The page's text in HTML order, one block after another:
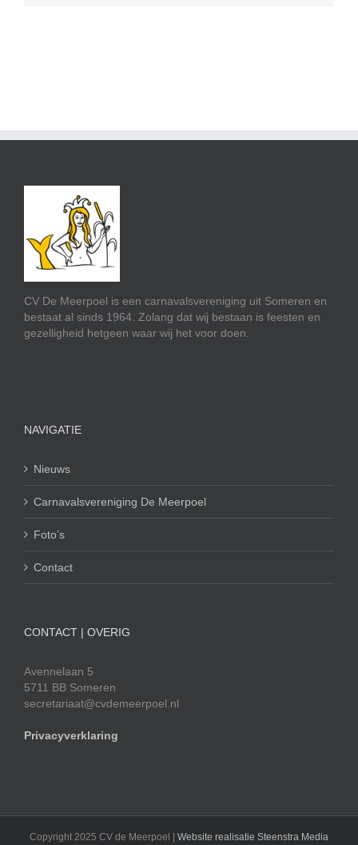
CV De Meerpoel is een carnavalsvereniging uit Someren en
bestaat al sinds 1964. Zolang dat wij bestaan is feesten en
gezelligheid hetgeen waar wij het voor doen.
NAVIGATIE
Nieuws
Carnavalsvereniging De Meerpoel
Foto’s
Contact
CONTACT | OVERIG
Avennelaan 5
5711 BB Someren
secretariaat@cvdemeerpoel.nl
Privacyverklaring
Copyright 2025 CV de Meerpoel | Website realisatie Steenstra Media